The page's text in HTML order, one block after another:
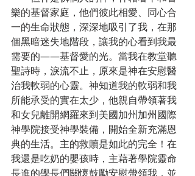
樂的基督家庭，他們彼此相愛、同心合
一的生命狀態，深深地吸引了我，在那
個黑暗迷失地階段，讓我的心看到我最
需要的——基督愛的光。當我在教堂聽
聖詩時，淚流不止，原來是神在安慰醫
治我軟弱的心靈。神知道我的軟弱和我
所能承受的實在太少，他親自帶領著我
和女兒離開網羅來到美國加州加州國際
神學院接受神學裝備，開始全新充滿恩
典的生活。主的救贖是如此的完全！在
我還是吃奶的嬰孩時，主藉著學院靈命
長進的學長們關懷鼓勵安慰帶領我，並